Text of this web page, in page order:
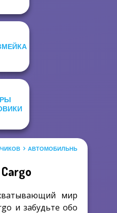
АВТОМОБИЛЬНЫЕ ИГРЫ
мир
и забудьте обо